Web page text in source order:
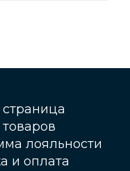
страница
лояльности
и оплата